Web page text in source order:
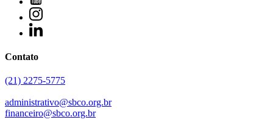
Contato
(21) 2275-5775
administrativo@sbco.org.br
financeiro@sbco.org.br